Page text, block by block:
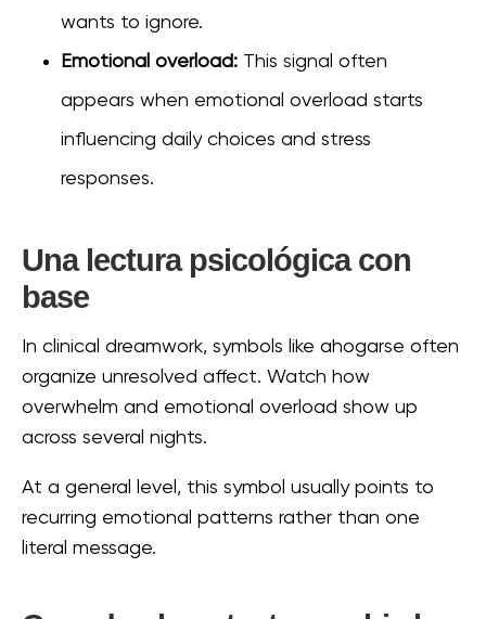
wants to ignore.
Emotional overload: This signal often
appears when emotional overload starts
influencing daily choices and stress
responses.
Una lectura psicológica con
base
In clinical dreamwork, symbols like ahogarse often
organize unresolved affect. Watch how
overwhelm and emotional overload show up
across several nights.
At a general level, this symbol usually points to
recurring emotional patterns rather than one
literal message.